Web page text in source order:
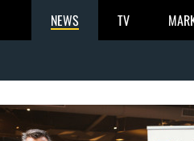
NEWS TV